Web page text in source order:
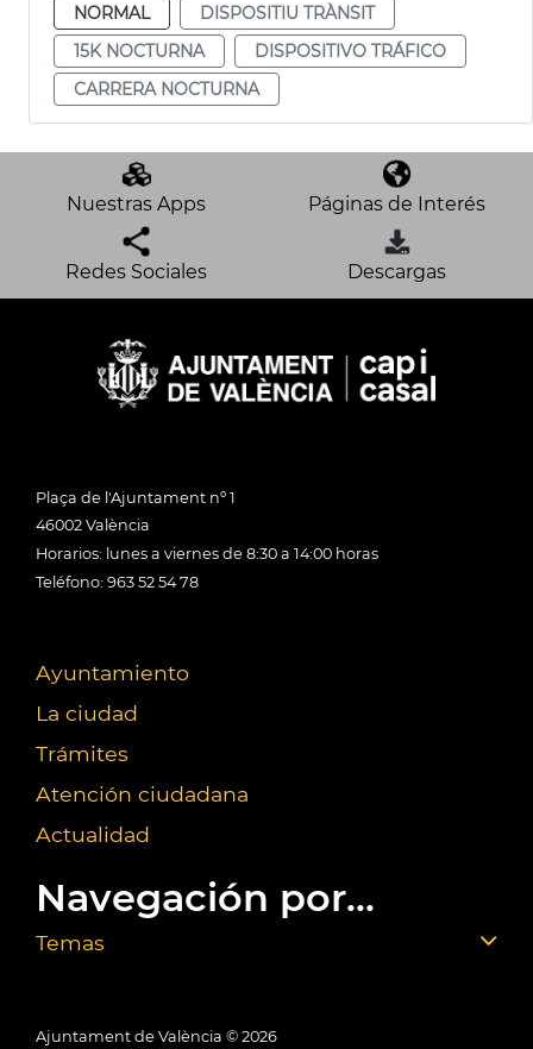
NORMAL
DISPOSITIU TRÀNSIT
15K NOCTURNA
DISPOSITIVO TRÁFICO
CARRERA NOCTURNA
Nuestras Apps Páginas de Interés
Redes Sociales Descargas
Plaça de l'Ajuntament nº 1
46002 València
Horarios: lunes a viernes de 8:30 a 14:00 horas
Teléfono: 963 52 54 78
Ayuntamiento
La ciudad
Trámites
Atención ciudadana
Actualidad
Navegación por...
Temas
Ajuntament de València © 2026